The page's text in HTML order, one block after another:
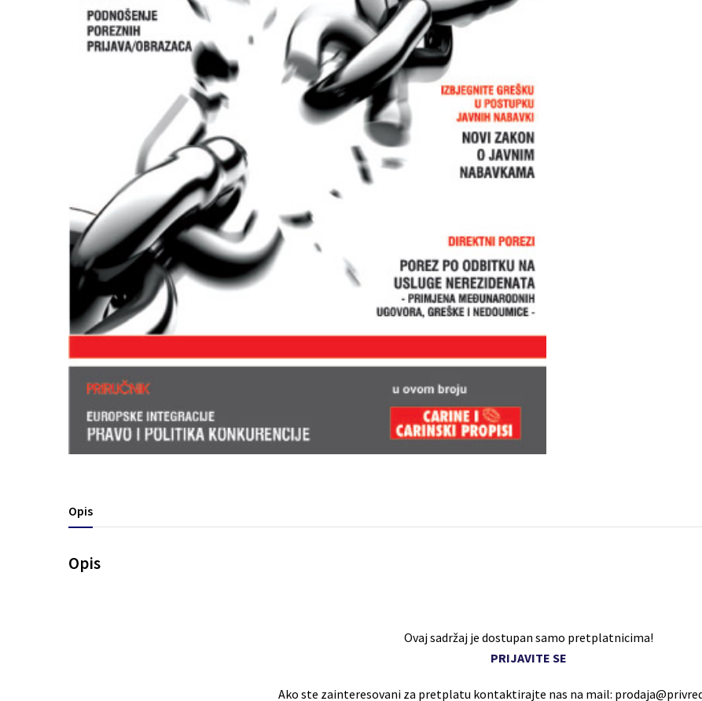
Opis
Opis
Ovaj sadržaj je dostupan samo pretplatnicima!
PRIJAVITE SE
Ako ste zainteresovani za pretplatu kontaktirajte nas na mail: